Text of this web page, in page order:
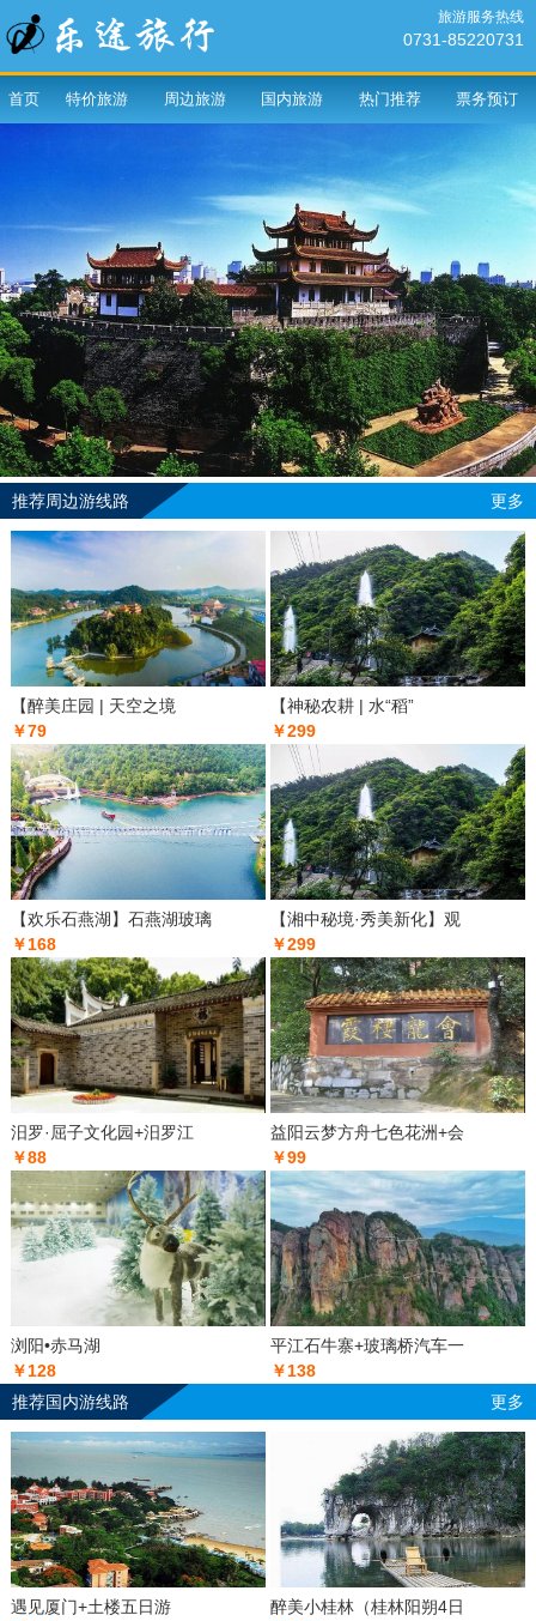
旅游服务热线
0731-85220731
首页 特价旅游 周边旅游 国内旅游 热门推荐 票务预订
推荐周边游线路 更多
【醉美庄园 | 天空之境
￥79
【神秘农耕 | 水“稻”
￥299
【欢乐石燕湖】石燕湖玻璃
￥168
【湘中秘境·秀美新化】观
￥299
汨罗·屈子文化园+汨罗江
￥88
益阳云梦方舟七色花洲+会
￥99
浏阳•赤马湖
￥128
平江石牛寨+玻璃桥汽车一
￥138
推荐国内游线路
更多
遇见厦门+土楼五日游
醉美小桂林（桂林阳朔4日